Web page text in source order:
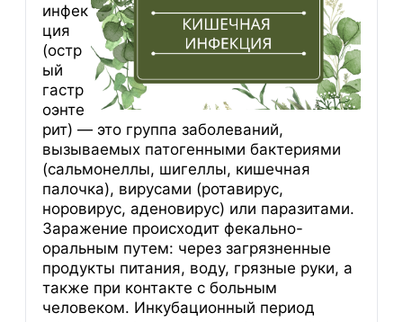
инфек
ция
(остр
ый
гастр
оэнте
рит) — это группа заболеваний,
вызываемых патогенными бактериями
(сальмонеллы, шигеллы, кишечная
палочка), вирусами (ротавирус,
норовирус, аденовирус) или паразитами.
Заражение происходит фекально-
оральным путем: через загрязненные
продукты питания, воду, грязные руки, а
также при контакте с больным
человеком. Инкубационный период